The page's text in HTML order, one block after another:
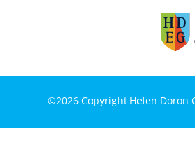
©2026 Copyright Helen Doron